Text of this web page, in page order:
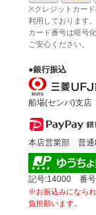
※クレジットカー
利用しております。
カード番号は暗号
ご安心ください。
●銀行振込
船場(センバ)支
本店営業部 普通
記号:14000 番号
※お振込みになら
負担願います。